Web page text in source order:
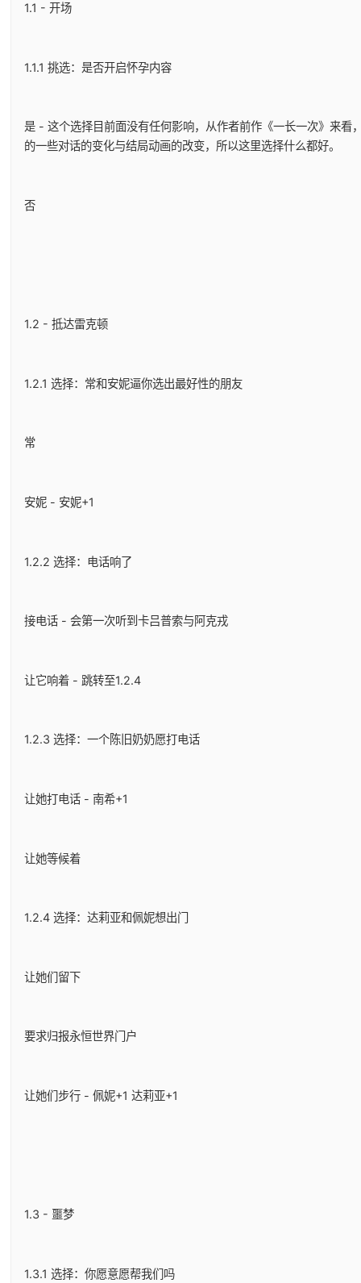
1.1 - 开场
1.1.1 挑选：是否开启怀孕内容
是 - 这个选择目前面没有任何影响，从作者前作《一长一次》来看
的一些对话的变化与结局动画的改变，所以这里选择什么都好。
否
1.2 - 抵达雷克顿
1.2.1 选择：常和安妮逼你选出最好性的朋友
常
安妮 - 安妮+1
1.2.2 选择：电话响了
接电话 - 会第一次听到卡吕普索与阿克戎
让它响着 - 跳转至1.2.4
1.2.3 选择：一个陈旧奶奶愿打电话
让她打电话 - 南希+1
让她等候着
1.2.4 选择：达莉亚和佩妮想出门
让她们留下
要求归报永恒世界门户
让她们步行 - 佩妮+1 达莉亚+1
1.3 - 噩梦
1.3.1 选择：你愿意愿帮我们吗